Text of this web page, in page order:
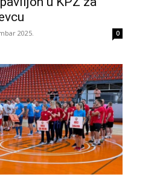
2025. 0